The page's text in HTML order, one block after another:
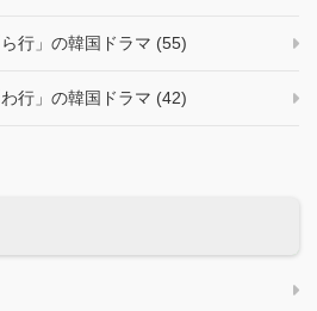
行」の韓国ドラマ (55)
行」の韓国ドラマ (42)